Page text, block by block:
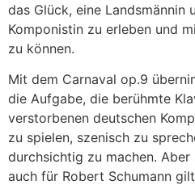
das Glück, eine Landsmännin
Komponistin zu erleben und
zu können.
Mit dem Carnaval op.9
die Aufgabe, die berühmte
verstorbenen deutschen
zu spielen, szenisch zu
durchsichtig zu machen.
auch für Robert Schumann